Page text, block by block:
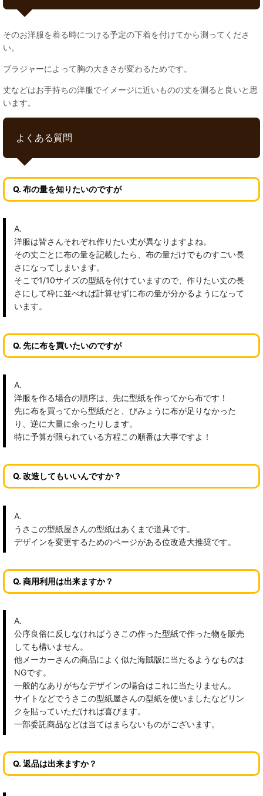
そのお洋服を着る時につける予定の下着を付けてから測ってくださ
い。
ブラジャーによって胸の大きさが変わるためです。
丈などはお手持ちの洋服でイメージに近いものの丈を測ると良いと思
います。
よくある質問
Q. 布の量を知りたいのですが
A.
洋服は皆さんそれぞれ作りたい丈が異なりますよね。
その丈ごとに布の量を記載したら、布の量だけでものすごい長
さになってしまいます。
そこで1/10サイズの型紙を付けていますので、作りたい丈の長
さにして枠に並べれば計算せずに布の量が分かるようになって
います。
Q. 先に布を買いたいのですが
A.
洋服を作る場合の順序は、先に型紙を作ってから布です！
先に布を買ってから型紙だと、びみょうに布が足りなかった
り、逆に大量に余ったりします。
特に予算が限られている方程この順番は大事ですよ！
Q. 改造してもいいんですか？
A.
うさこの型紙屋さんの型紙はあくまで道具です。
デザインを変更するためのページがある位改造大推奨です。
Q. 商用利用は出来ますか？
A.
公序良俗に反しなければうさこの作った型紙で作った物を販売
しても構いません。
他メーカーさんの商品によく似た海賊版に当たるようなものは
NGです。
一般的なありがちなデザインの場合はこれに当たりません。
サイトなどでうさこの型紙屋さんの型紙を使いましたなどリン
クを貼っていただければ喜びます。
一部委託商品などは当てはまらないものがございます。
Q. 返品は出来ますか？